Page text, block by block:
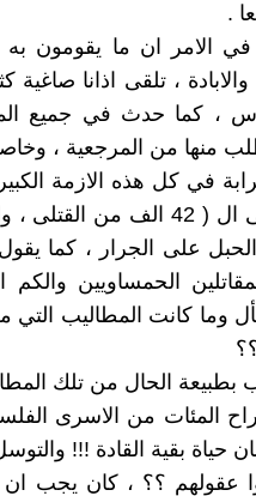
.
في الامر ان ما يقومون
والابادة ، تلقى اذانا
، كما حدث في جميع
منها من المرجعية ، وخاصة ما قامت
في كل هذه الازمة
اضافة الى ال ( 42 الف
على الجرار ، كما
الحمساويين
وما كانت المطاليب
بطبيعة الحال من تلك
المئات من الاسرى
حياة بقية القادة !!!
عقولهم ؟؟ ، كان يجب ان